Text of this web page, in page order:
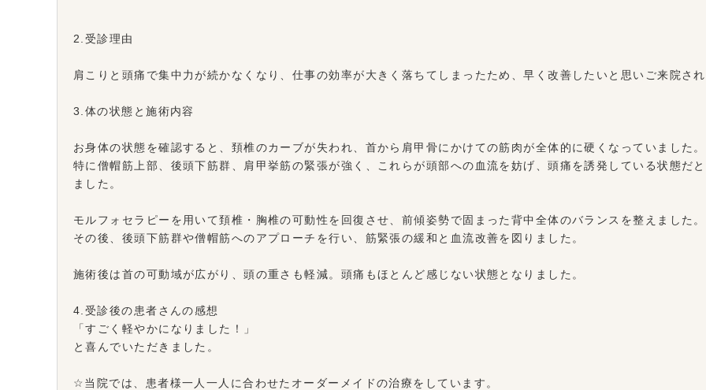
2.受診理由
肩こりと頭痛で集中力が続かなくなり、仕事の効率が大きく落ちてしまったため、早く改善したいと思いご来院さ
3.体の状態と施術内容
お身体の状態を確認すると、頚椎のカーブが失われ、首から肩甲骨にかけての筋肉が全体的に硬くなっていました。
特に僧帽筋上部、後頭下筋群、肩甲挙筋の緊張が強く、これらが頭部への血流を妨げ、頭痛を誘発している状態だ
ました。
モルフォセラピーを用いて頚椎・胸椎の可動性を回復させ、前傾姿勢で固まった背中全体のバランスを整えました。
その後、後頭下筋群や僧帽筋へのアプローチを行い、筋緊張の緩和と血流改善を図りました。
施術後は首の可動域が広がり、頭の重さも軽減。頭痛もほとんど感じない状態となりました。
4.受診後の患者さんの感想
「すごく軽やかになりました！」
と喜んでいただきました。
☆当院では、患者様一人一人に合わせたオーダーメイドの治療をしています。